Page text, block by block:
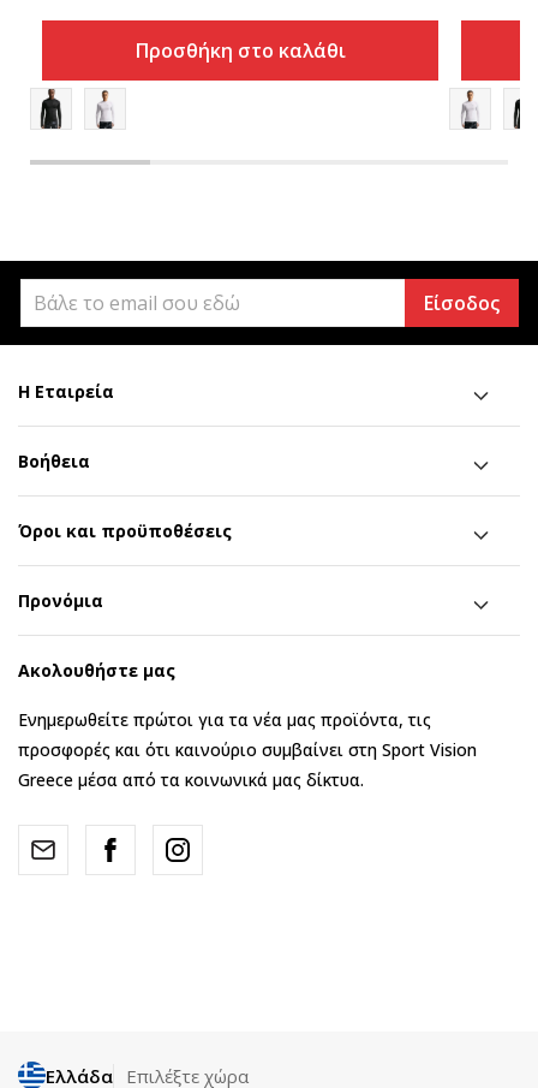
Προσθήκη στο καλάθι
Είσοδος
Η Εταιρεία
Βοήθεια
Όροι και προϋποθέσεις
Προνόμια
Ακολουθήστε μας
Ενημερωθείτε πρώτοι για τα νέα μας προϊόντα, τις
προσφορές και ότι καινούριο συμβαίνει στη Sport Vision
Greece μέσα από τα κοινωνικά μας δίκτυα.
Ελλάδα Επιλέξτε χώρα